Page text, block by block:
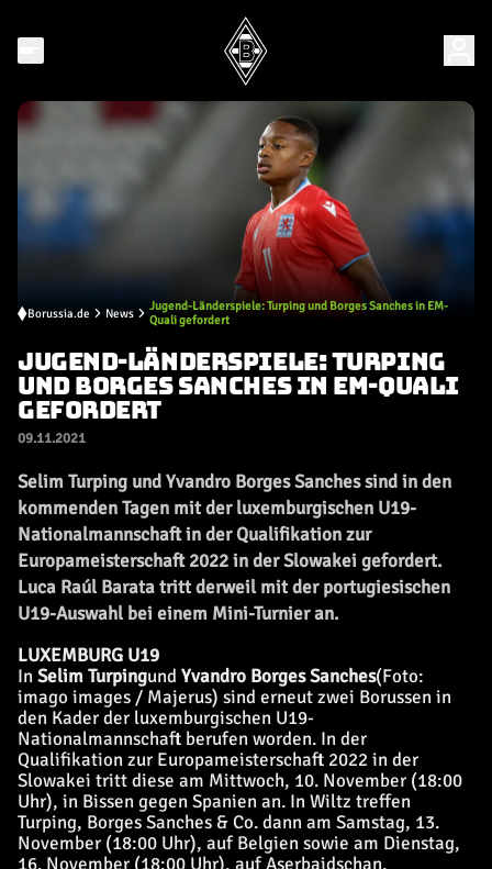
Borussia.de News
Jugend-Länderspiele: Turping und Borges Sanches in EM-
Quali gefordert
JUGEND-LÄNDERSPIELE: TURPING
UND BORGES SANCHES IN EM-QUALI
GEFORDERT
09.11.2021
Selim Turping und Yvandro Borges Sanches sind in den
kommenden Tagen mit der luxemburgischen U19-
Nationalmannschaft in der Qualifikation zur
Europameisterschaft 2022 in der Slowakei gefordert.
Luca Raúl Barata tritt derweil mit der portugiesischen
U19-Auswahl bei einem Mini-Turnier an.
LUXEMBURG U19
InSelim Turpingund Yvandro Borges Sanches(Foto:
imago images / Majerus) sind erneut zwei Borussen in
den Kader der luxemburgischen U19-
Nationalmannschaft berufen worden. In der
Qualifikation zur Europameisterschaft 2022 in der
Slowakei tritt diese am Mittwoch, 10. November (18:00
Uhr), in Bissen gegen Spanien an. In Wiltz treffen
Turping, Borges Sanches & Co. dann am Samstag, 13.
November (18:00 Uhr), auf Belgien sowie am Dienstag,
16. November (18:00 Uhr), auf Aserbaidschan.